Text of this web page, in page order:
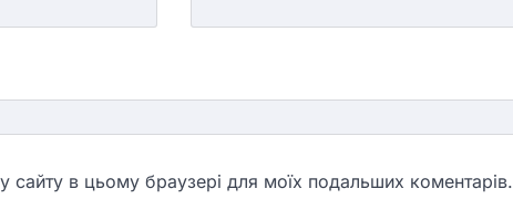
сайту в цьому браузері для моїх подальших коментарів.